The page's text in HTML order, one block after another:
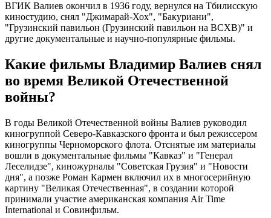
ВГИК Валиев окончил в 1936 году, вернулся на Тбилисскую
киностудию, снял "Джимарай-Хох", "Бакуриани",
"Грузинский павильон (Грузинский павильон на ВСХВ)" и
другие документальные и научно-популярные фильмы.
Какие фильмы Владимир Валиев снял
во время Великой Отечественной
войны?
В годы Великой Отечественной войны Валиев руководил
киногруппой Северо-Кавказского фронта и был режиссером
киногруппы Черноморского флота. Отснятые им материалы
вошли в документальные фильмы "Кавказ" и "Генерал
Леселидзе", киножурналы "Советская Грузия" и "Новости
дня", а позже Роман Кармен включил их в многосерийную
картину "Великая Отечественная", в создании которой
принимали участие американская компания Air Time
International и Совинфильм.